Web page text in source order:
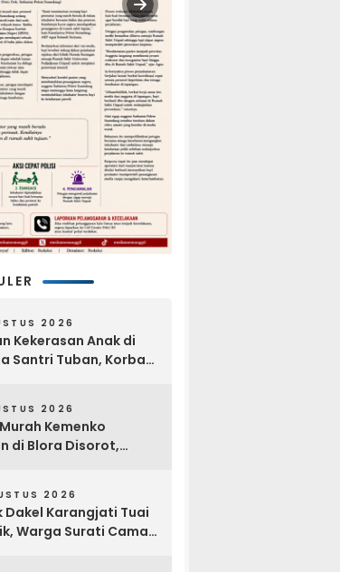
2026
Kekerasan Anak di
Santri Tuban, Korban
2026
Kemenko
di Blora Disorot,
2026
Dakel Karangjati Tuai
Warga Surati Camat